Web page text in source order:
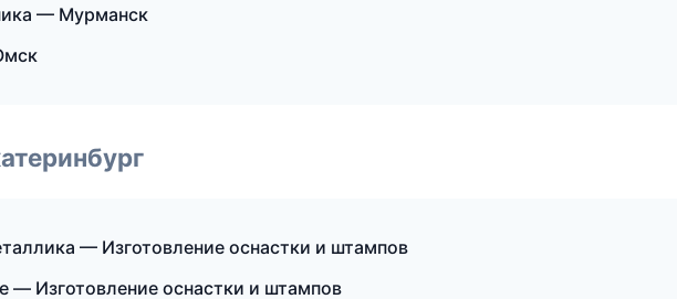
— Мурманск
— Изготовление оснастки и штампов
— Изготовление оснастки и штампов